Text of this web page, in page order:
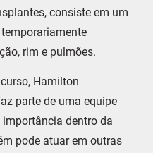
consiste em um
rim e pulmões.
Hamilton
parte de uma equipe
dentro da
pode atuar em outras